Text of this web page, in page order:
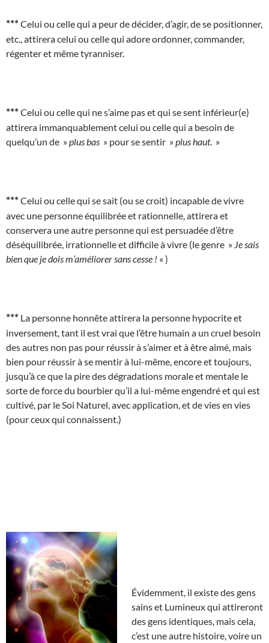
***Celui ou celle qui a peur de décider, d’agir, de se positionner,
etc., attirera celui ou celle qui adore ordonner, commander,
régenter et même tyranniser.
***Celui ou celle qui ne s’aime pas et qui se sent inférieur(e)
attirera immanquablement celui ou celle qui a besoin de
quelqu’un de »plus bas » pour se sentir »plus haut. »
***Celui ou celle qui se sait (ou se croit) incapable de vivre
avec une personne équilibrée et rationnelle, attirera et
conservera une autre personne qui est persuadée d’être
déséquilibrée, irrationnelle et difficile à vivre (le genre » Je sais
bien que je dois m’améliorer sans cesse ! « )
*** La personne honnête attirera la personne hypocrite et
inversement, tant il est vrai que l’être humain a un cruel besoin
des autres non pas pour réussir à s’aimer et à être aimé, mais
bien pour réussir à se mentir à lui-même, encore et toujours,
jusqu’à ce que la pire des dégradations morale et mentale le
sorte de force du bourbier qu’il a lui-même engendré et qui est
cultivé, par le Soi Naturel, avec application, et de vies en vies
(pour ceux qui connaissent.)
Évidemment, il existe des gens
sains et Lumineux qui attireront
des gens identiques, mais cela,
c’est une autre histoire, voire un